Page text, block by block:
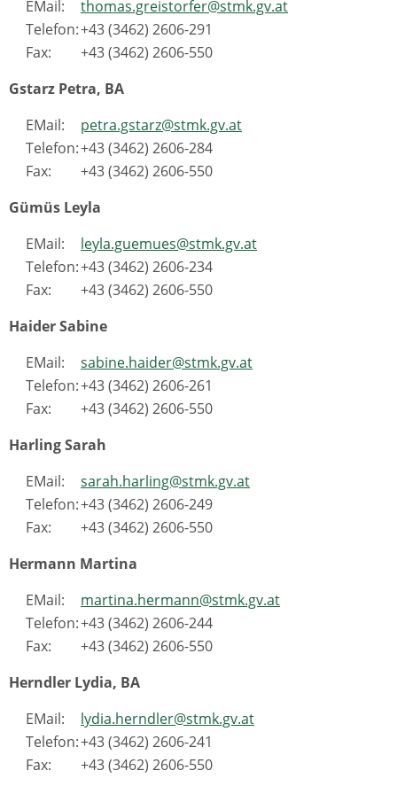
EMail:
thomas.greistorfer@stmk.gv.at
Telefon:+43 (3462) 2606-291
Fax:
+43 (3462) 2606-550
Gstarz Petra, BA
EMail:
petra.gstarz@stmk.gv.at
Telefon:+43 (3462) 2606-284
Fax:
+43 (3462) 2606-550
Gümüs Leyla
EMail:
leyla.guemues@stmk.gv.at
Telefon:+43 (3462) 2606-234
Fax:
+43 (3462) 2606-550
Haider Sabine
EMail:
sabine.haider@stmk.gv.at
Telefon:+43 (3462) 2606-261
Fax:
+43 (3462) 2606-550
Harling Sarah
EMail:
sarah.harling@stmk.gv.at
Telefon:+43 (3462) 2606-249
Fax:
+43 (3462) 2606-550
Hermann Martina
EMail:
martina.hermann@stmk.gv.at
Telefon:+43 (3462) 2606-244
Fax:
+43 (3462) 2606-550
Herndler Lydia, BA
EMail:
lydia.herndler@stmk.gv.at
Telefon:+43 (3462) 2606-241
Fax:
+43 (3462) 2606-550